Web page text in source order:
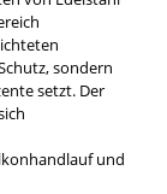
sondern
setzt. Der
und